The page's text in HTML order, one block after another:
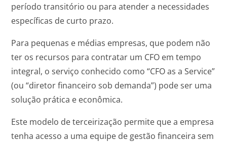
período transitório ou para atender a necessidades
específicas de curto prazo.
Para pequenas e médias empresas, que podem não
ter os recursos para contratar um CFO em tempo
integral, o serviço conhecido como “CFO as a Service”
(ou “diretor financeiro sob demanda”) pode ser uma
solução prática e econômica.
Este modelo de terceirização permite que a empresa
tenha acesso a uma equipe de gestão financeira sem